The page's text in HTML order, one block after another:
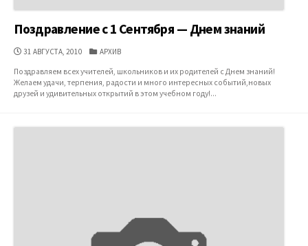
Поздравление с 1 Сентября — Днем знаний
ДАТА
31 АВГУСТА, 2010 КАТЕГОРИИ
АРХИВ
Поздравляем всех учителей, школьников и их родителей с Днем знаний!
Желаем удачи, терпения, радости и много интересных событий,новых
друзей и удивительных открытий в этом учебном году!...